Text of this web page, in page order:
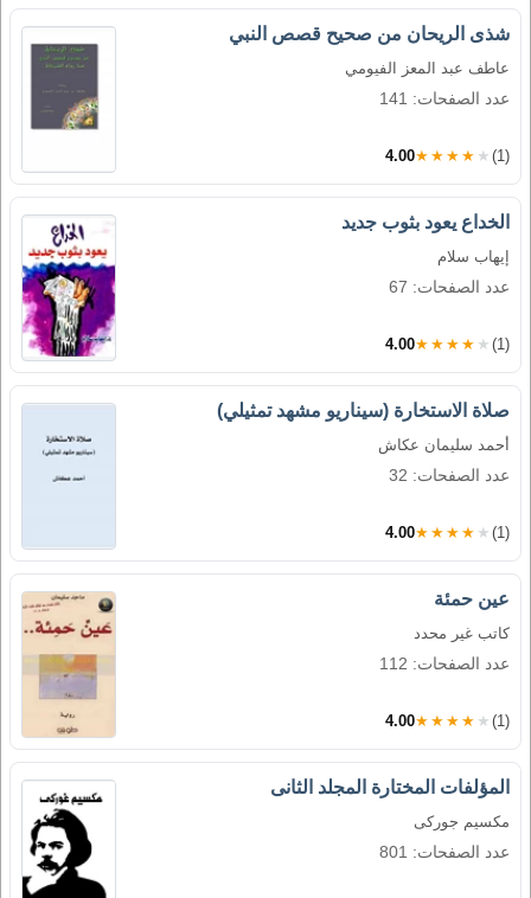
شذى الريحان من صحيح قصص النبي
عاطف عبد المعز الفيومي
عدد الصفحات: 141
4.00★★★★★ (1)
الخداع يعود بثوب جديد
إيهاب سلام
عدد الصفحات: 67
4.00★★★★★ (1)
صلاة الاستخارة (سيناريو مشهد تمثيلي)
أحمد سليمان عكاش
عدد الصفحات: 32
4.00★★★★★ (1)
عين حمئة
كاتب غير محدد
عدد الصفحات: 112
4.00★★★★★ (1)
المؤلفات المختارة المجلد الثانى
مكسيم جوركى
عدد الصفحات: 801